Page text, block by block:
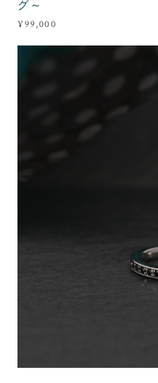
グ～
¥99,000